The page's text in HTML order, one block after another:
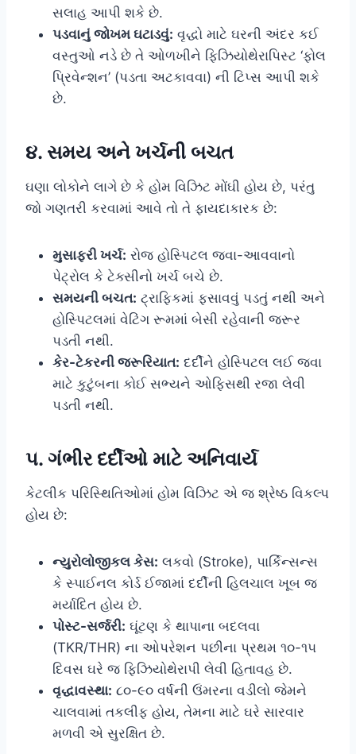
સલાહ આપી શકે છે.
પડવાનું જોખમ ઘટાડવું: વૃદ્ધો માટે ઘરની અંદર કઈ
વસ્તુઓ નડે છે તે ઓળખીને ફિઝિયોથેરાપિસ્ટ ‘ફોલ
પ્રિવેન્શન’ (પડતા અટકાવવા) ની ટિપ્સ આપી શકે
છે.
૪. સમય અને ખર્ચની બચત
ઘણા લોકોને લાગે છે કે હોમ વિઝિટ મોંઘી હોય છે, પરંતુ
જો ગણતરી કરવામાં આવે તો તે ફાયદાકારક છે:
મુસાફરી ખર્ચ: રોજ હોસ્પિટલ જવા-આવવાનો
પેટ્રોલ કે ટેક્સીનો ખર્ચ બચે છે.
સમયની બચત: ટ્રાફિકમાં ફસાવવું પડતું નથી અને
હોસ્પિટલમાં વેટિંગ રૂમમાં બેસી રહેવાની જરૂર
પડતી નથી.
કેર-ટેકરની જરૂરિયાત: દર્દીને હોસ્પિટલ લઈ જવા
માટે કુટુંબના કોઈ સભ્યને ઓફિસથી રજા લેવી
પડતી નથી.
૫. ગંભીર દર્દીઓ માટે અનિવાર્ય
કેટલીક પરિસ્થિતિઓમાં હોમ વિઝિટ એ જ શ્રેષ્ઠ વિકલ્પ
હોય છે:
ન્યુરોલોજીકલ કેસ: લકવો (Stroke), પાર્કિન્સન્સ
કે સ્પાઈનલ કોર્ડ ઈજામાં દર્દીની હિલચાલ ખૂબ જ
મર્યાદિત હોય છે.
પોસ્ટ-સર્જરી: ઘૂંટણ કે થાપાના બદલવા
(TKR/THR) ના ઓપરેશન પછીના પ્રથમ ૧૦-૧૫
દિવસ ઘરે જ ફિઝિયોથેરાપી લેવી હિતાવહ છે.
વૃદ્ધાવસ્થા: ૮૦-૯૦ વર્ષની ઉંમરના વડીલો જેમને
ચાલવામાં તકલીફ હોય, તેમના માટે ઘરે સારવાર
મળવી એ સુરક્ષિત છે.